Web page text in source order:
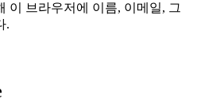
이 브라우저에 이름, 이메일, 그
.